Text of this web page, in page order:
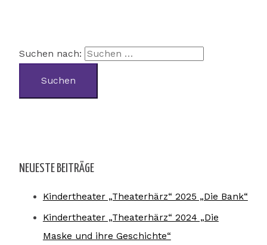
Suchen nach:
NEUESTE BEITRÄGE
Kindertheater „Theaterhärz“ 2025 „Die Bank“
Kindertheater „Theaterhärz“ 2024 „Die
Maske und ihre Geschichte“